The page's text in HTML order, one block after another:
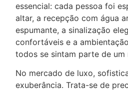
essencial: cada pessoa foi
altar, a recepção com água
espumante, a sinalização
confortáveis e a
todos se sintam parte de um
No mercado de luxo,
exuberância. Trata-se de